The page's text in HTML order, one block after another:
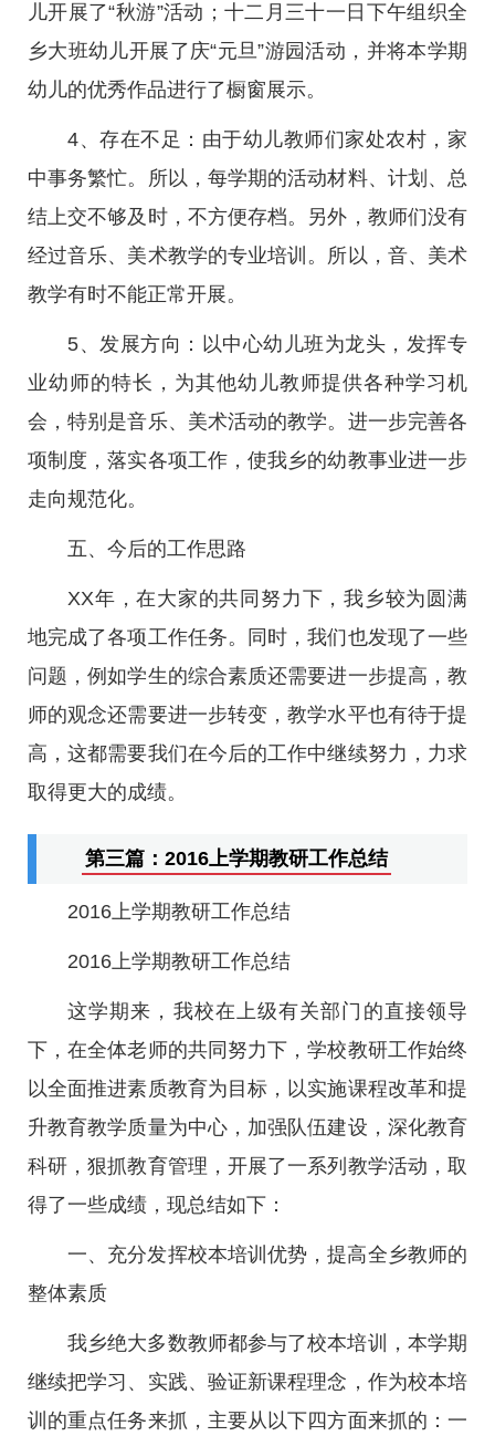
儿开展了“秋游”活动；十二月三十一日下午组织全
乡大班幼儿开展了庆“元旦”游园活动，并将本学期
幼儿的优秀作品进行了橱窗展示。
4、存在不足：由于幼儿教师们家处农村，家
中事务繁忙。所以，每学期的活动材料、计划、总
结上交不够及时，不方便存档。另外，教师们没有
经过音乐、美术教学的专业培训。所以，音、美术
教学有时不能正常开展。
5、发展方向：以中心幼儿班为龙头，发挥专
业幼师的特长，为其他幼儿教师提供各种学习机
会，特别是音乐、美术活动的教学。进一步完善各
项制度，落实各项工作，使我乡的幼教事业进一步
走向规范化。
五、今后的工作思路
XX年，在大家的共同努力下，我乡较为圆满
地完成了各项工作任务。同时，我们也发现了一些
问题，例如学生的综合素质还需要进一步提高，教
师的观念还需要进一步转变，教学水平也有待于提
高，这都需要我们在今后的工作中继续努力，力求
取得更大的成绩。
第三篇：2016上学期教研工作总结
2016上学期教研工作总结
2016上学期教研工作总结
这学期来，我校在上级有关部门的直接领导
下，在全体老师的共同努力下，学校教研工作始终
以全面推进素质教育为目标，以实施课程改革和提
升教育教学质量为中心，加强队伍建设，深化教育
科研，狠抓教育管理，开展了一系列教学活动，取
得了一些成绩，现总结如下：
一、充分发挥校本培训优势，提高全乡教师的
整体素质
我乡绝大多数教师都参与了校本培训，本学期
继续把学习、实践、验证新课程理念，作为校本培
训的重点任务来抓，主要从以下四方面来抓的：一